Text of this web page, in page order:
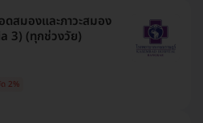
ดสมองและภาวะสมอง
3) (ทุกช่วงวัย)
2%